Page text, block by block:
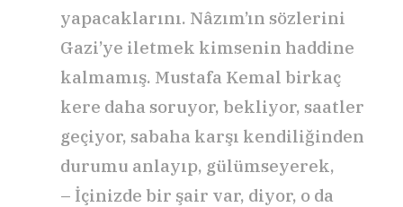
yapacaklarını. Nâzım’ın sözlerini
Gazi’ye iletmek kimsenin haddine
kalmamış. Mustafa Kemal birkaç
kere daha soruyor, bekliyor, saatler
geçiyor, sabaha karşı kendiliğinden
durumu anlayıp, gülümseyerek,
– İçinizde bir şair var, diyor, o da